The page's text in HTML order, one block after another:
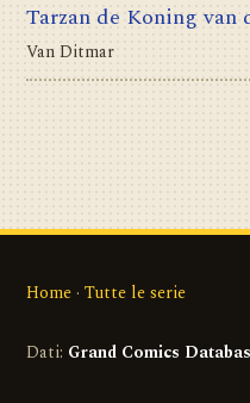
Tarzan de Koning van
Van Ditmar
Home · Tutte le serie
Dati: Grand Comics